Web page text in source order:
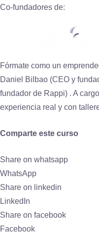
Co-fundadores de:
Fórmate como un
Daniel Bilbao (CEO y
fundador de Rappi) . A
experiencia real y con
Comparte este curso
Share on whatsapp
WhatsApp
Share on linkedin
LinkedIn
Share on facebook
Facebook